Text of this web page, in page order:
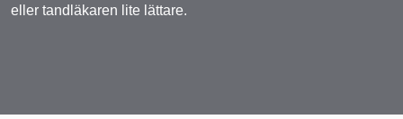
eller tandläkaren lite lättare.